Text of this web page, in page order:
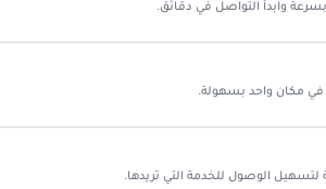
وابدأ التواصل في دقائق.
مكان واحد بسهولة.
الوصول للخدمة التي تريدها.